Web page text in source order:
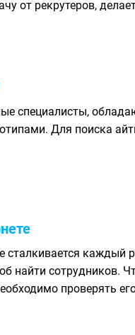
от рекрутеров,
специалисты,
Для поиска
сталкивается каждый
найти сотрудников.
проверять